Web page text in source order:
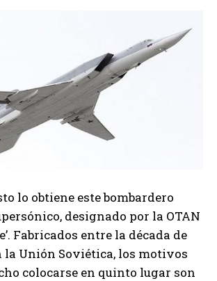
lo obtiene este bombardero
designado por la OTAN
Fabricados entre la década de
la Unión Soviética, los motivos
colocarse en quinto lugar son